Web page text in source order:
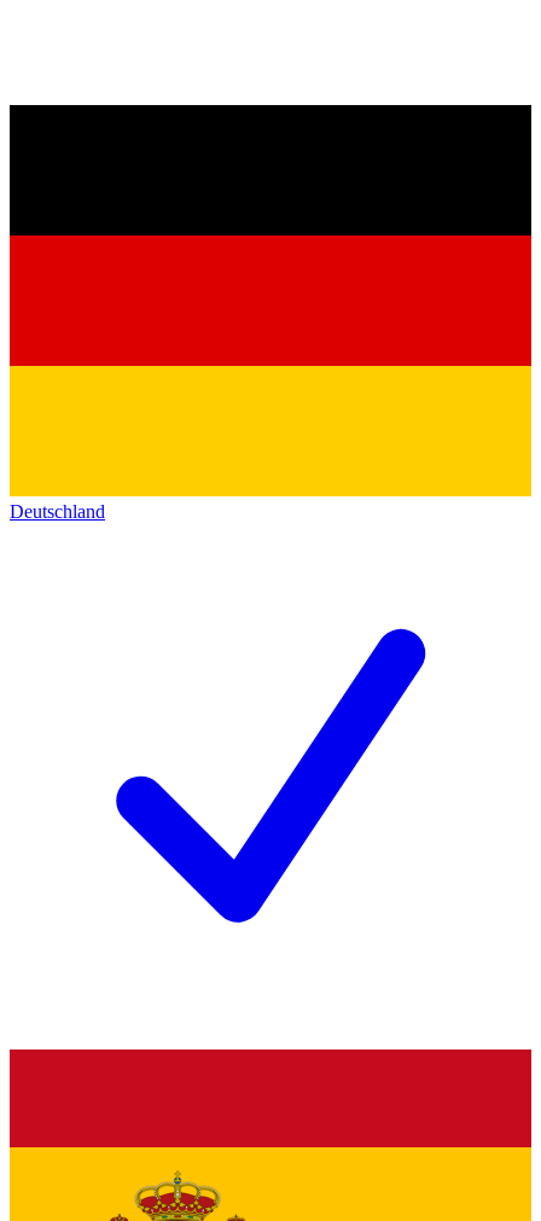
Deutschland